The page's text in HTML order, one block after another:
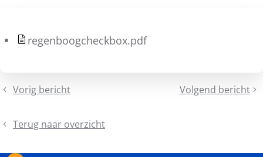
regenboogcheckbox.pdf
Vorig bericht
Welkom,
Volgend bericht
Schrijf
de
Terug naar overzicht